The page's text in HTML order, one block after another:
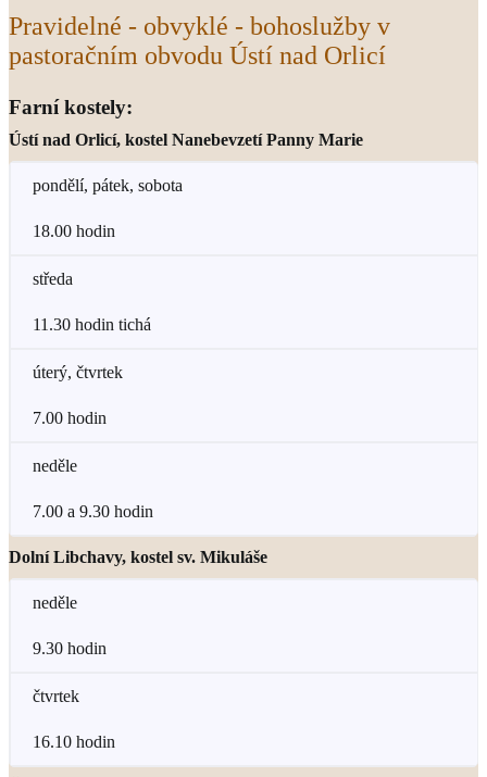
Pravidelné - obvyklé - bohoslužby v
pastoračním obvodu Ústí nad Orlicí
Farní kostely:
Ústí nad Orlicí, kostel Nanebevzetí Panny Marie
pondělí, pátek, sobota
18.00 hodin
středa
11.30 hodin tichá
úterý, čtvrtek
7.00 hodin
neděle
7.00 a 9.30 hodin
Dolní Libchavy, kostel sv. Mikuláše
neděle
9.30 hodin
čtvrtek
16.10 hodin